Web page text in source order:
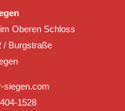
Oberen Schloss
/ Burgstraße
siegen.com
1528